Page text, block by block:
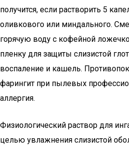
получится, если растворить 5
оливкового или миндального.
горячую воду с кофейной
пленку для защиты слизистой
воспаление и кашель.
фарингит при пылевых
аллергия.
Физиологический раствор для
целью увлажнения слизистой